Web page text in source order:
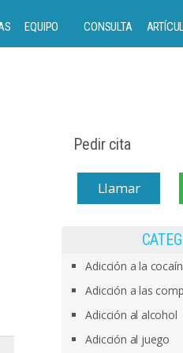
EQUIPO CONSULTA
Pedir cita
Llamar
Adicción a la
Adicción a las
Adicción al alcohol
Adicción al juego